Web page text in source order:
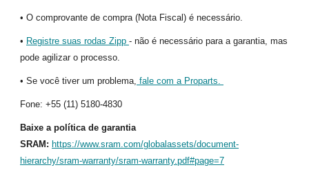
• O comprovante de compra (Nota Fiscal) é necessário.
• Registre suas rodas Zipp - não é necessário para a garantia, mas
pode agilizar o processo.
• Se você tiver um problema, fale com a Proparts.
Fone: +55 (11) 5180-4830
Baixe a política de garantia
SRAM: https://www.sram.com/globalassets/document-
hierarchy/sram-warranty/sram-warranty.pdf#page=7